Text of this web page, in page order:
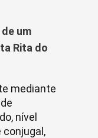
um
Rita do
mediante
nível
conjugal,